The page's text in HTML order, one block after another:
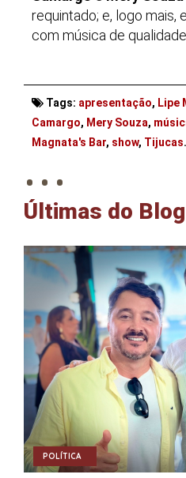
requintado; e, logo mais,
com música de qualidade.
Tags: apresentação, Lipe
Camargo, Mery Souza,
Magnata's Bar, show, Tijucas.
. . .
Últimas do Blog
POLÍTICA